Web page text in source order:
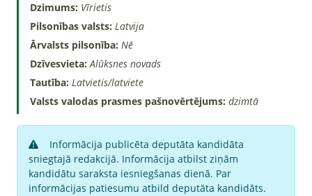
Dzimums: Vīrietis
Pilsonības valsts: Latvija
Ārvalsts pilsonība: Nē
Dzīvesvieta:Alūksnes novads
Tautība: Latvietis/latviete
Valsts valodas prasmes pašnovērtējums: dzimtā
Informācija publicēta deputāta kandidāta
sniegtajā redakcijā. Informācija atbilst ziņām
kandidātu saraksta iesniegšanas dienā. Par
informācijas patiesumu atbild deputāta kandidāts.